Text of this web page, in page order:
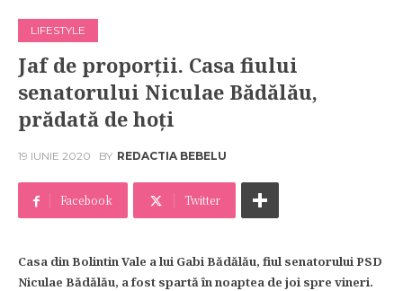
LIFESTYLE
Jaf de proporții. Casa fiului
senatorului Niculae Bădălău,
prădată de hoți
19 IUNIE 2020 BY REDACTIA BEBELU
Facebook Twitter
Casa din Bolintin Vale a lui Gabi Bădălău, fiul senatorului PSD
Niculae Bădălău, a fost spartă în noaptea de joi spre vineri.